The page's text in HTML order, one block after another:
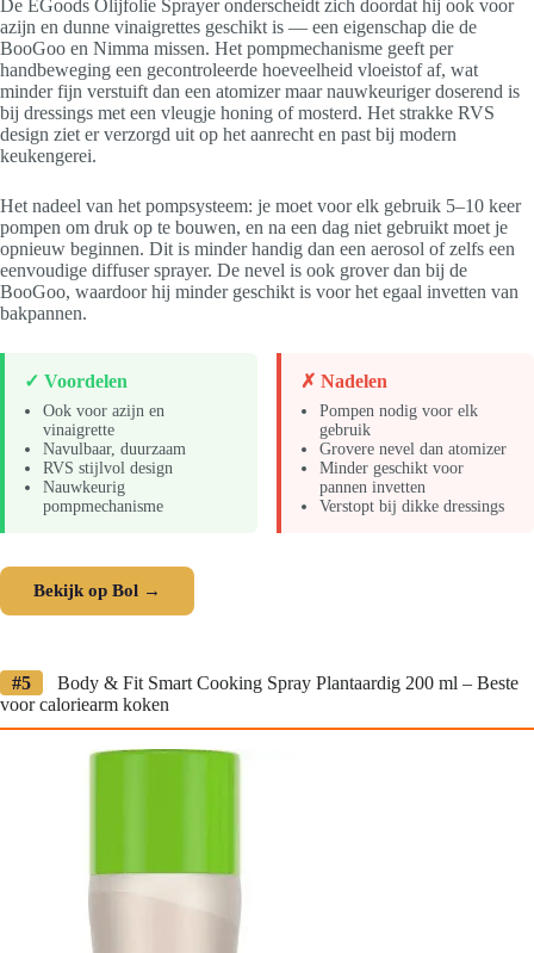
De EGoods Olijfolie Sprayer onderscheidt zich doordat hij ook voor
azijn en dunne vinaigrettes geschikt is — een eigenschap die de
BooGoo en Nimma missen. Het pompmechanisme geeft per
handbeweging een gecontroleerde hoeveelheid vloeistof af, wat
minder fijn verstuift dan een atomizer maar nauwkeuriger doserend is
bij dressings met een vleugje honing of mosterd. Het strakke RVS
design ziet er verzorgd uit op het aanrecht en past bij modern
keukengerei.
Het nadeel van het pompsysteem: je moet voor elk gebruik 5–10 keer
pompen om druk op te bouwen, en na een dag niet gebruikt moet je
opnieuw beginnen. Dit is minder handig dan een aerosol of zelfs een
eenvoudige diffuser sprayer. De nevel is ook grover dan bij de
BooGoo, waardoor hij minder geschikt is voor het egaal invetten van
bakpannen.
✓ Voordelen
Ook voor azijn en
vinaigrette
Navulbaar, duurzaam
RVS stijlvol design
Nauwkeurig
pompmechanisme
✗ Nadelen
Pompen nodig voor elk
gebruik
Grovere nevel dan atomizer
Minder geschikt voor
pannen invetten
Verstopt bij dikke dressings
Bekijk op Bol →
#5
Body & Fit Smart Cooking Spray Plantaardig 200 ml – Beste
voor caloriearm koken